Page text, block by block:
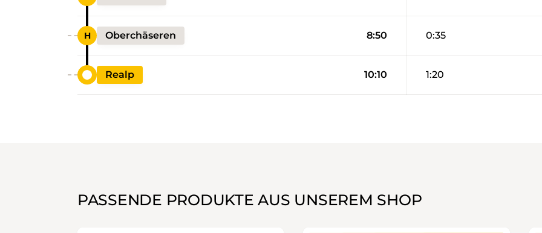
Oberchäseren 8:50 0:35
Realp 10:10 1:20
PASSENDE PRODUKTE AUS UNSEREM SHOP